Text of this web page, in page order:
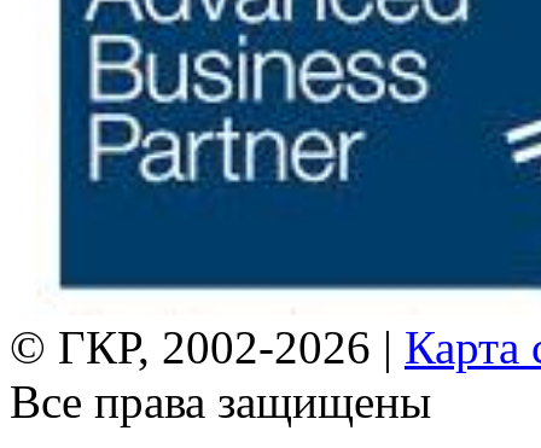
© ГКР, 2002-2026 | Карта
Все права защищены